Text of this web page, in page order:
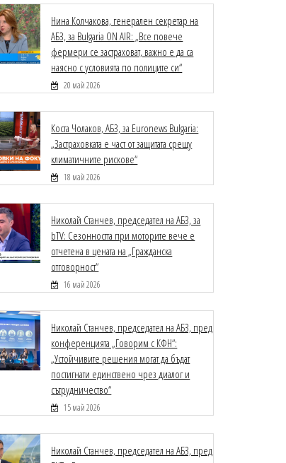
Нина Колчакова, генерален секретар на
АБЗ, за Bulgaria ON AIR: „Все повече
фермери се застраховат, важно е да са
наясно с условията по полиците си“
20 май 2026
Коста Чолаков, АБЗ, за Euronews Bulgaria:
„Застраховката е част от защитата срещу
климатичните рискове“
18 май 2026
Николай Станчев, председател на АБЗ, за
bTV: Сезонността при моторите вече е
отчетена в цената на „Гражданска
отговорност“
16 май 2026
Николай Станчев, председател на АБЗ, пред
конференцията „Говорим с КФН“:
„Устойчивите решения могат да бъдат
постигнати единствено чрез диалог и
сътрудничество“
15 май 2026
Николай Станчев, председател на АБЗ, пред